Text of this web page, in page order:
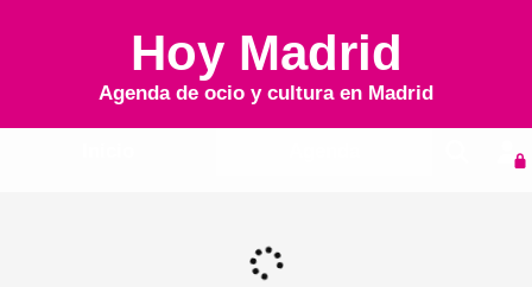
Hoy Madrid
Agenda de ocio y cultura en Madrid